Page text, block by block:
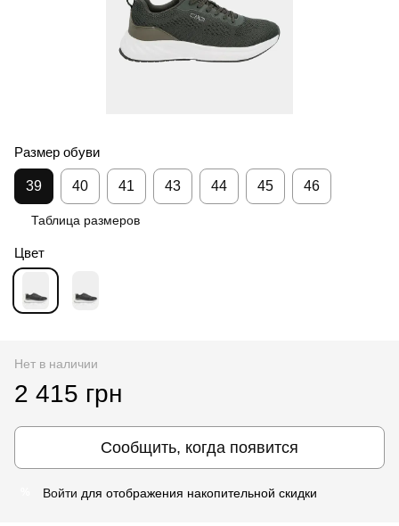
Размер обуви
39 40 41 43 44 45 46
Таблица размеров
Цвет
Нет в наличии
2 415 грн
Сообщить, когда появится
Войти для отображения накопительной скидки